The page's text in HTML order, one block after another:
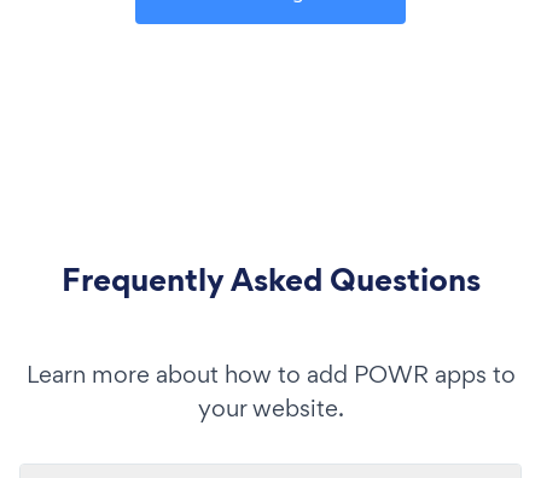
Frequently Asked Questions
Learn more about how to add POWR apps to
your website.